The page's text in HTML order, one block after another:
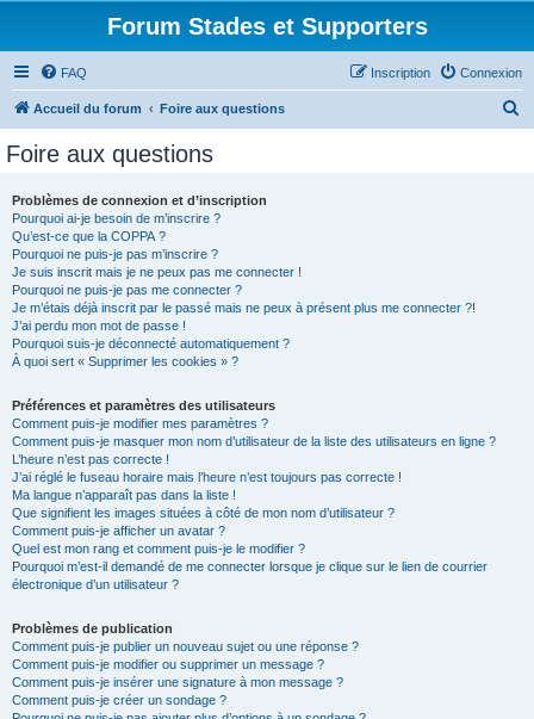
Forum Stades et Supporters
FAQ Connexion
Inscription
Accueil du forum Foire aux questions
Foire aux questions
Problèmes de connexion et d’inscription
Pourquoi ai-je besoin de m’inscrire ?
Qu’est-ce que la COPPA ?
Pourquoi ne puis-je pas m’inscrire ?
Je suis inscrit mais je ne peux pas me connecter !
Pourquoi ne puis-je pas me connecter ?
Je m’étais déjà inscrit par le passé mais ne peux à présent plus me connecter ?!
J’ai perdu mon mot de passe !
Pourquoi suis-je déconnecté automatiquement ?
À quoi sert « Supprimer les cookies » ?
Préférences et paramètres des utilisateurs
Comment puis-je modifier mes paramètres ?
Comment puis-je masquer mon nom d’utilisateur de la liste des utilisateurs en ligne ?
L’heure n’est pas correcte !
J’ai réglé le fuseau horaire mais l’heure n’est toujours pas correcte !
Ma langue n’apparaît pas dans la liste !
Que signifient les images situées à côté de mon nom d’utilisateur ?
Comment puis-je afficher un avatar ?
Quel est mon rang et comment puis-je le modifier ?
Pourquoi m’est-il demandé de me connecter lorsque je clique sur le lien de courrier
électronique d’un utilisateur ?
Problèmes de publication
Comment puis-je publier un nouveau sujet ou une réponse ?
Comment puis-je modifier ou supprimer un message ?
Comment puis-je insérer une signature à mon message ?
Comment puis-je créer un sondage ?